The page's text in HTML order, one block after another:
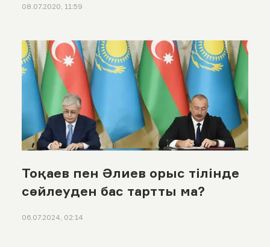
08.07.2020, 11:59
Тоқаев пен Әлиев орыс тілінде
сөйлеуден бас тартты ма?
06.07.2024, 02:14